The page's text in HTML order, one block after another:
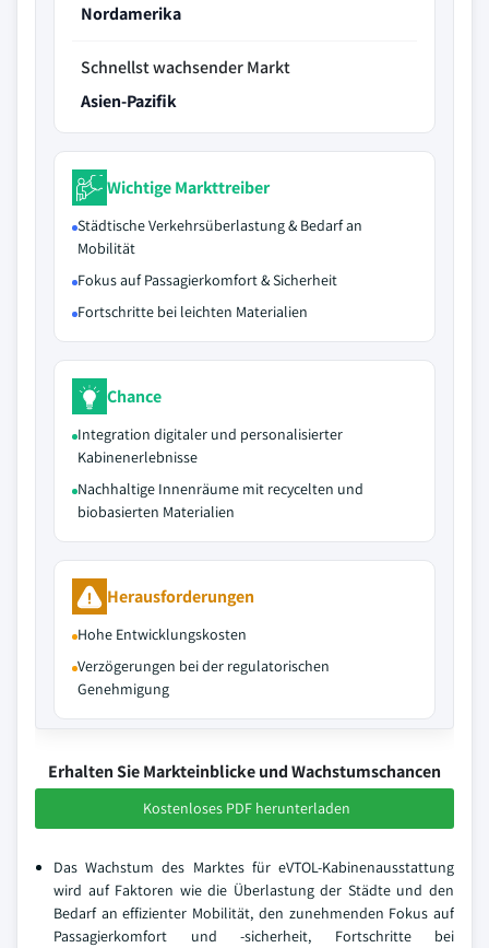
Nordamerika
Schnellst wachsender Markt
Asien-Pazifik
Wichtige Markttreiber
Städtische Verkehrsüberlastung & Bedarf an
Mobilität
Fokus auf Passagierkomfort & Sicherheit
Fortschritte bei leichten Materialien
Chance
Integration digitaler und personalisierter
Kabinenerlebnisse
Nachhaltige Innenräume mit recycelten und
biobasierten Materialien
Herausforderungen
Hohe Entwicklungskosten
Verzögerungen bei der regulatorischen
Genehmigung
Erhalten Sie Markteinblicke und Wachstumschancen
Kostenloses PDF herunterladen
Das Wachstum des Marktes für eVTOL-Kabinenausstattung
wird auf Faktoren wie die Überlastung der Städte und den
Bedarf an effizienter Mobilität, den zunehmenden Fokus auf
Passagierkomfort und -sicherheit, Fortschritte bei